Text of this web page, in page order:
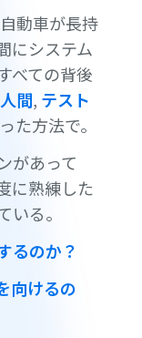
動車が長持
にシステム
べての背後
人間, テスト
た方法で。
があって
に熟練した
る。
るのか？
向けるの